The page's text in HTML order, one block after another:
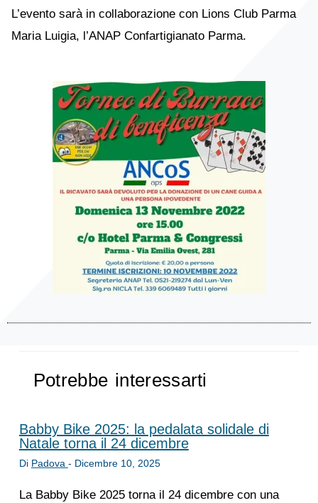
L’evento sarà in collaborazione con Lions Club Parma
Maria Luigia, l’ANAP Confartigianato Parma.
Potrebbe interessarti
Babby Bike 2025: la pedalata solidale di
Natale torna il 24 dicembre
Di Padova - Dicembre 10, 2025
La Babby Bike 2025 torna il 24 dicembre con una